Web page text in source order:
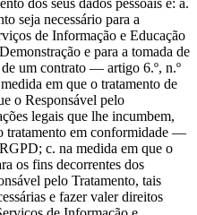
dos seus dados pessoais é: a.
seja necessário para a
de Informação e Educação
e para a tomada de
de um contrato — artigo 6.º, n.º
em que o tratamento de
o Responsável pelo
legais que lhe incumbem,
tratamento em conformidade —
c. na medida em que o
os fins decorrentes dos
pelo Tratamento, tais
e fazer valer direitos